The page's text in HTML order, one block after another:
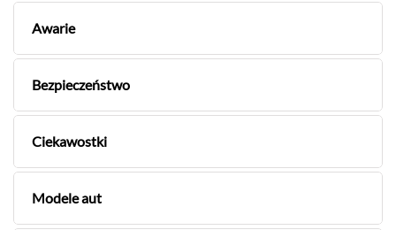
Awarie
Bezpieczeństwo
Ciekawostki
Modele aut